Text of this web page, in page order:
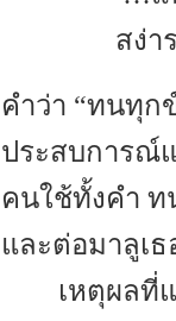
สง่า
คำว่า “ทนทุก
ประสบการณ์
คนใช้ทั้งคำ
และต่อมาลูเธ
เหตุผลที่